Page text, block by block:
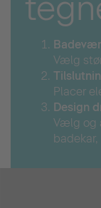
Vælg
Placer
Design
Vælg og